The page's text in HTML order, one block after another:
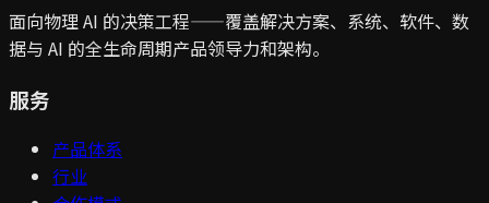
面向物理 AI 的决策工程——覆盖解决方案、系统、软件、数
据与 AI 的全生命周期产品领导力和架构。
服务
产品体系
行业